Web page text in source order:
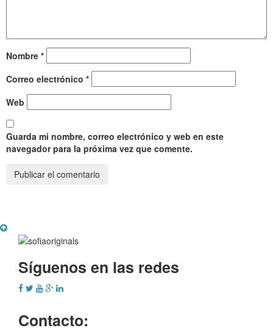
Nombre *
Correo electrónico *
Web
Guarda mi nombre, correo electrónico y web en este
navegador para la próxima vez que comente.
Síguenos en las redes
Contacto: